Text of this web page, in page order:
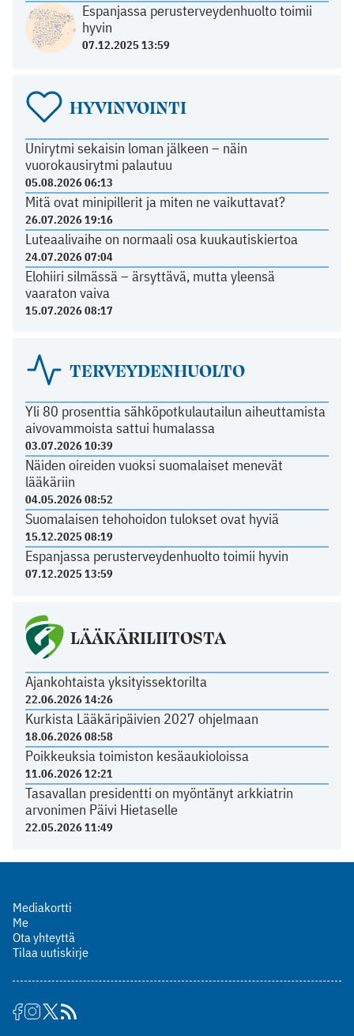
Espanjassa perusterveydenhuolto toimii
hyvin
07.12.2025 13:59
HYVINVOINTI
Unirytmi sekaisin loman jälkeen – näin
vuorokausirytmi palautuu
05.08.2026 06:13
Mitä ovat minipillerit ja miten ne vaikuttavat?
26.07.2026 19:16
Luteaalivaihe on normaali osa kuukautiskiertoa
24.07.2026 07:04
Elohiiri silmässä – ärsyttävä, mutta yleensä
vaaraton vaiva
15.07.2026 08:17
TERVEYDENHUOLTO
Yli 80 prosenttia sähköpotkulautailun aiheuttamista
aivovammoista sattui humalassa
03.07.2026 10:39
Näiden oireiden vuoksi suomalaiset menevät
lääkäriin
04.05.2026 08:52
Suomalaisen tehohoidon tulokset ovat hyviä
15.12.2025 08:19
Espanjassa perusterveydenhuolto toimii hyvin
07.12.2025 13:59
LÄÄKÄRILIITOSTA
Ajankohtaista yksityissektorilta
22.06.2026 14:26
Kurkista Lääkäripäivien 2027 ohjelmaan
18.06.2026 08:58
Poikkeuksia toimiston kesäaukioloissa
11.06.2026 12:21
Tasavallan presidentti on myöntänyt arkkiatrin
arvonimen Päivi Hietaselle
22.05.2026 11:49
Mediakortti
Me
Ota yhteyttä
Tilaa uutiskirje